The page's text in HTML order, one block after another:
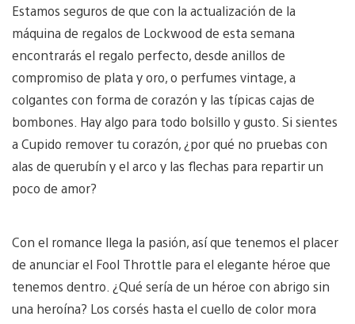
Estamos seguros de que con la actualización de la
máquina de regalos de Lockwood de esta semana
encontrarás el regalo perfecto, desde anillos de
compromiso de plata y oro, o perfumes vintage, a
colgantes con forma de corazón y las típicas cajas de
bombones. Hay algo para todo bolsillo y gusto. Si sientes
a Cupido remover tu corazón, ¿por qué no pruebas con
alas de querubín y el arco y las flechas para repartir un
poco de amor?
Con el romance llega la pasión, así que tenemos el placer
de anunciar el Fool Throttle para el elegante héroe que
tenemos dentro. ¿Qué sería de un héroe con abrigo sin
una heroína? Los corsés hasta el cuello de color mora